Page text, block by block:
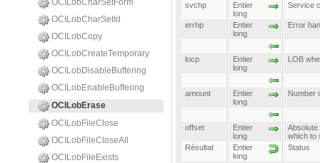
OCILobCharSetForm
OCILobCharSetId
OCILobCopy
OCILobCreateTemporary
OCILobDisableBuffering
OCILobEnableBuffering
OCILobErase
OCILobFileClose
OCILobFileCloseAll
OCILobFileExists
svchp
Entier
long
Service
errhp
Entier
long
Error
locp
Entier
long
LOB
amount
Entier
long
Number
offset
Entier
long
Absolute
which to
Résultat
Entier
long
Status